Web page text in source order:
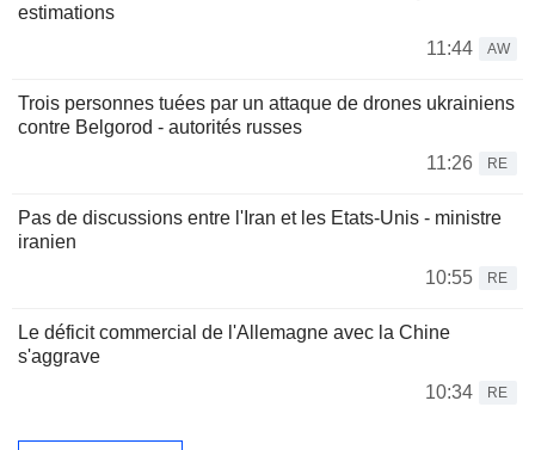
estimations
11:44
AW
Trois personnes tuées par un attaque de drones ukrainiens
contre Belgorod - autorités russes
11:26
RE
Pas de discussions entre l'Iran et les Etats-Unis - ministre
iranien
10:55
RE
Le déficit commercial de l'Allemagne avec la Chine
s'aggrave
10:34
RE